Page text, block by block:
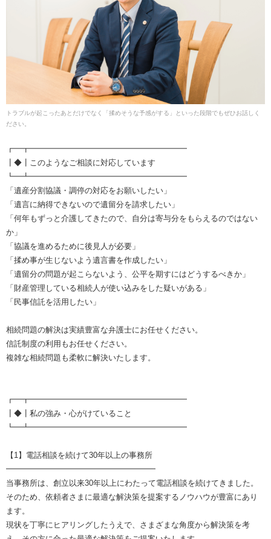
トラブルが起こったあとだけでなく「揉めそうな予感がする」といった段階でもぜひお話しく
ださい。
┏━┳━━━━━━━━━━━━━━━━━━━━
┃◆┃このようなご相談に対応しています
┗━┻━━━━━━━━━━━━━━━━━━━━
「遺産分割協議・調停の対応をお願いしたい」
「遺言に納得できないので遺留分を請求したい」
「何年もずっと介護してきたので、自分は寄与分をもらえるのではない
か」
「協議を進めるために後見人が必要」
「揉め事が生じないよう遺言書を作成したい」
「遺留分の問題が起こらないよう、公平を期すにはどうするべきか」
「財産管理している相続人が使い込みをした疑いがある」
「民事信託を活用したい」
相続問題の解決は実績豊富な弁護士にお任せください。
信託制度の利用もお任せください。
複雑な相続問題も柔軟に解決いたします。
┏━┳━━━━━━━━━━━━━━━━━━━━
┃◆┃私の強み・心がけていること
┗━┻━━━━━━━━━━━━━━━━━━━━
【1】電話相談を続けて30年以上の事務所
━━━━━━━━━━━━━━━━━━━
当事務所は、創立以来30年以上にわたって電話相談を続けてきました。
そのため、依頼者さまに最適な解決策を提案するノウハウが豊富にあり
ます。
現状を丁寧にヒアリングしたうえで、さまざまな角度から解決策を考